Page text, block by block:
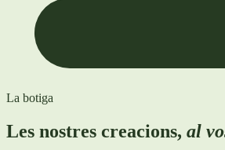
La botiga
Les nostres creacions, al